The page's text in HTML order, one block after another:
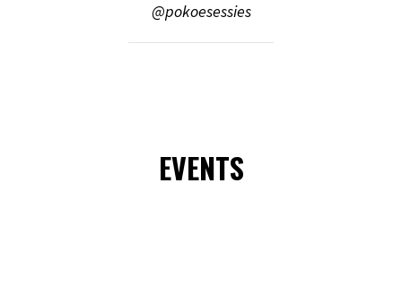
@pokoesessies
EVENTS